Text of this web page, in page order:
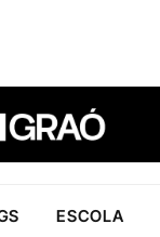
ESCOLA